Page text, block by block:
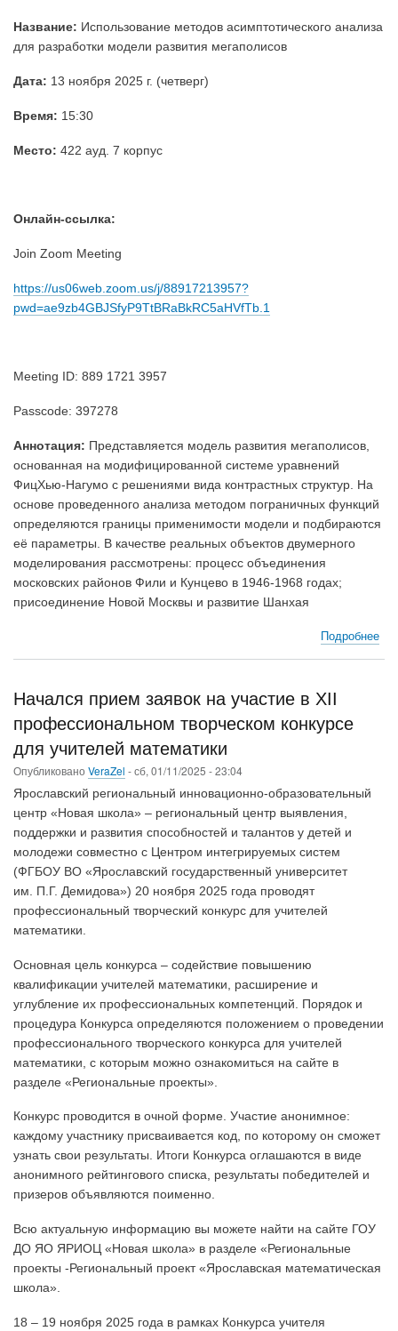
Название: Использование методов асимптотического анализа
для разработки модели развития мегаполисов
Дата: 13 ноября 2025 г. (четверг)
Время: 15:30
Место: 422 ауд. 7 корпус
Онлайн-ссылка:
Join Zoom Meeting
https://us06web.zoom.us/j/88917213957?
pwd=ae9zb4GBJSfyP9TtBRaBkRC5aHVfTb.1
Meeting ID: 889 1721 3957
Passcode: 397278
Аннотация: Представляется модель развития мегаполисов,
основанная на модифицированной системе уравнений
ФицХью-Нагумо с решениями вида контрастных структур. На
основе проведенного анализа методом пограничных функций
определяются границы применимости модели и подбираются
её параметры. В качестве реальных объектов двумерного
моделирования рассмотрены: процесс объединения
московских районов Фили и Кунцево в 1946-1968 годах;
присоединение Новой Москвы и развитие Шанхая
Подробнеео
Начался прием заявок на участие в XII
профессиональном творческом конкурсе
для учителей математики
Опубликовано VeraZel -сб, 01/11/2025 - 23:04
Ярославский региональный инновационно-образовательный
центр «Новая школа» – региональный центр выявления,
поддержки и развития способностей и талантов у детей и
молодежи совместно с Центром интегрируемых систем
(ФГБОУ ВО «Ярославский государственный университет
им. П.Г. Демидова») 20 ноября 2025 года проводят
профессиональный творческий конкурс для учителей
математики.
Основная цель конкурса – содействие повышению
квалификации учителей математики, расширение и
углубление их профессиональных компетенций. Порядок и
процедура Конкурса определяются положением о проведении
профессионального творческого конкурса для учителей
математики, с которым можно ознакомиться на сайте в
разделе «Региональные проекты».
Конкурс проводится в очной форме. Участие анонимное:
каждому участнику присваивается код, по которому он сможет
узнать свои результаты. Итоги Конкурса оглашаются в виде
анонимного рейтингового списка, результаты победителей и
призеров объявляются поименно.
Всю актуальную информацию вы можете найти на сайте ГОУ
ДО ЯО ЯРИОЦ «Новая школа» в разделе «Региональные
проекты -Региональный проект «Ярославская математическая
школа».
18 – 19 ноября 2025 года в рамках Конкурса учителя